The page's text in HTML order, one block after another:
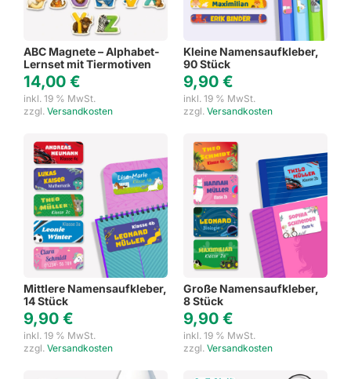
ABC Magnete – Alphabet-
Lernset mit Tiermotiven
14,00 €
inkl. 19 % MwSt.
zzgl. Versandkosten
Kleine Namensaufkleber,
90 Stück
9,90 €
inkl. 19 % MwSt.
zzgl. Versandkosten
Mittlere Namensaufkleber,
14 Stück
9,90 €
inkl. 19 % MwSt.
zzgl. Versandkosten
Große Namensaufkleber,
8 Stück
9,90 €
inkl. 19 % MwSt.
zzgl. Versandkosten